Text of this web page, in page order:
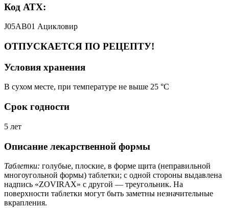
Код АТХ:
J05AB01 Ацикловир
ОТПУСКАЕТСЯ ПО РЕЦЕПТУ!
Условия хранения
В сухом месте, при температуре не выше 25 °C
Срок годности
5 лет
Описание лекарственной формы
Таблетки: голубые, плоские, в форме щита (неправильной
многоугольной формы) таблетки; с одной стороны выдавлена
надпись «ZOVIRAX» с другой — треугольник. На
поверхности таблетки могут быть заметны незначительные
вкрапления.